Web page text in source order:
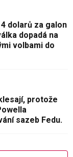
dolarů za galon
dopadá na
volbami do
protože
sazeb Fedu.